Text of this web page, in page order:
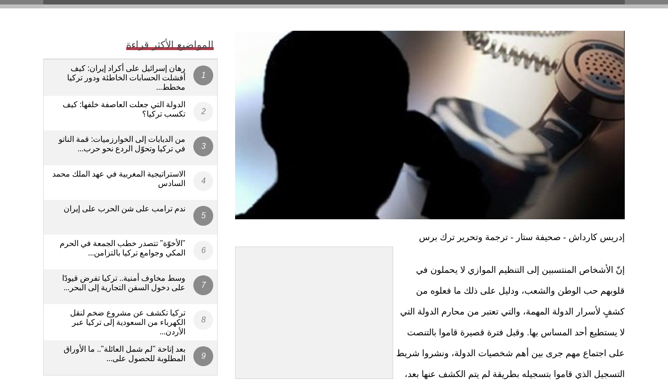
إدريس كارداش - صحيفة ستار - ترجمة وتحرير ترك برس
إنّ الأشخاص المنتسبين إلى التنظيم الموازي لا يحملون في
قلوبهم حب الوطن والشعب، ودليل على ذلك ما فعلوه من
كشفٍ لأسرار الدولة المهمة، والتي تعتبر من محارم الدولة التي
لا يستطيع أحد المساس بها. وقبل فترة قصيرة قاموا بالتنصت
على اجتماع مهم جرى بين أهم شخصيات الدولة، ونشروا شريط
التسجيل الذي قاموا بتسجيله بطريقة لم يتم الكشف عنها بعد،
المواضيع الأكثر قراءة
رهان إسرائيل على أكراد إيران: كيف
أفشلت الحسابات الخاطئة ودور تركيا
مخطط...
الدولة التي جعلت العاصفة خلفها: كيف
تكسب تركيا؟
من الدبابات إلى الخوارزميات: قمة الناتو
في تركيا وتحوّل الردع نحو حرب...
الاستراتيجية المغربية في عهد الملك محمد
السادس
ندم ترامب على شن الحرب على إيران
"الأخوّة" تتصدر خطب الجمعة في الحرم
المكي وجوامع تركيا بالتزامن...
وسط مخاوف أمنية.. تركيا تفرض قيودًا
على دخول السفن التجارية إلى البحر...
تركيا تكشف عن مشروع ضخم لنقل
الكهرباء من السعودية إلى تركيا عبر
الأردن...
بعد إتاحة "لم شمل العائلة".. ما الأوراق
المطلوبة للحصول على...